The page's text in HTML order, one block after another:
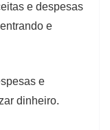
e despesas
e
e
dinheiro.